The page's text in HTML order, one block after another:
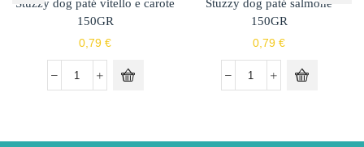
Stuzzy dog paté vitello e carote
150GR
0,79 €
Stuzzy dog paté salmone
150GR
0,79 €